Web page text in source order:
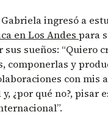
Gabriela ingresó a
en Los Andes para
sueños: “Quiero
componerlas y
con mis
¿por qué no?, pisar